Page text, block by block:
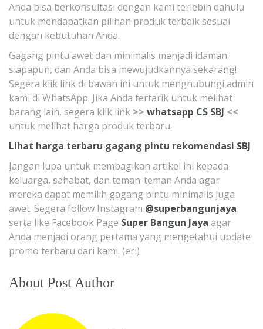
Anda bisa berkonsultasi dengan kami terlebih dahulu
untuk mendapatkan pilihan produk terbaik sesuai
dengan kebutuhan Anda.
Gagang pintu awet dan minimalis menjadi idaman
siapapun, dan Anda bisa mewujudkannya sekarang!
Segera klik link di bawah ini untuk menghubungi admin
kami di WhatsApp. Jika Anda tertarik untuk melihat
barang lain, segera klik link >> whatsapp CS SBJ <<
untuk melihat harga produk terbaru.
Lihat harga terbaru gagang pintu rekomendasi SBJ
Jangan lupa untuk membagikan artikel ini kepada
keluarga, sahabat, dan teman-teman Anda agar
mereka dapat memilih gagang pintu minimalis juga
awet. Segera follow Instagram @superbangunjaya
serta like Facebook Page Super Bangun Jaya agar
Anda menjadi orang pertama yang mengetahui update
promo terbaru dari kami. (eri)
About Post Author